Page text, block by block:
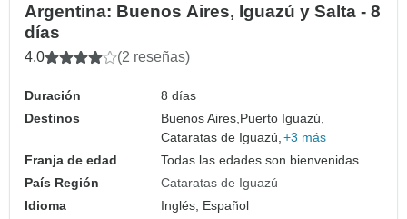
Argentina: Buenos Aires, Iguazú y Salta - 8
días
4.0 (2 reseñas)
Duración
8 días
Destinos
Buenos Aires, Puerto Iguazú,
Cataratas de Iguazú, +3 más
Franja de edad
Todas las edades son bienvenidas
País Región
Cataratas de Iguazú
Idioma
Inglés, Español